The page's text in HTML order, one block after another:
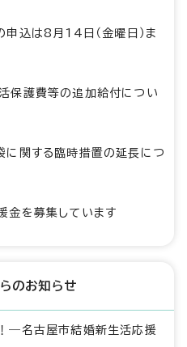
申込は8月14日（金曜日）ま
保護費等の追加給付につい
に関する臨時措置の延長につ
金を募集しています
のお知らせ
―名古屋市結婚新生活応援